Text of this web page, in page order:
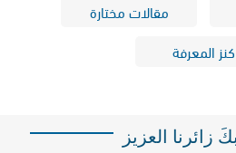
مقالات مختارة
كنز المعرفة
زائرنا العزيز